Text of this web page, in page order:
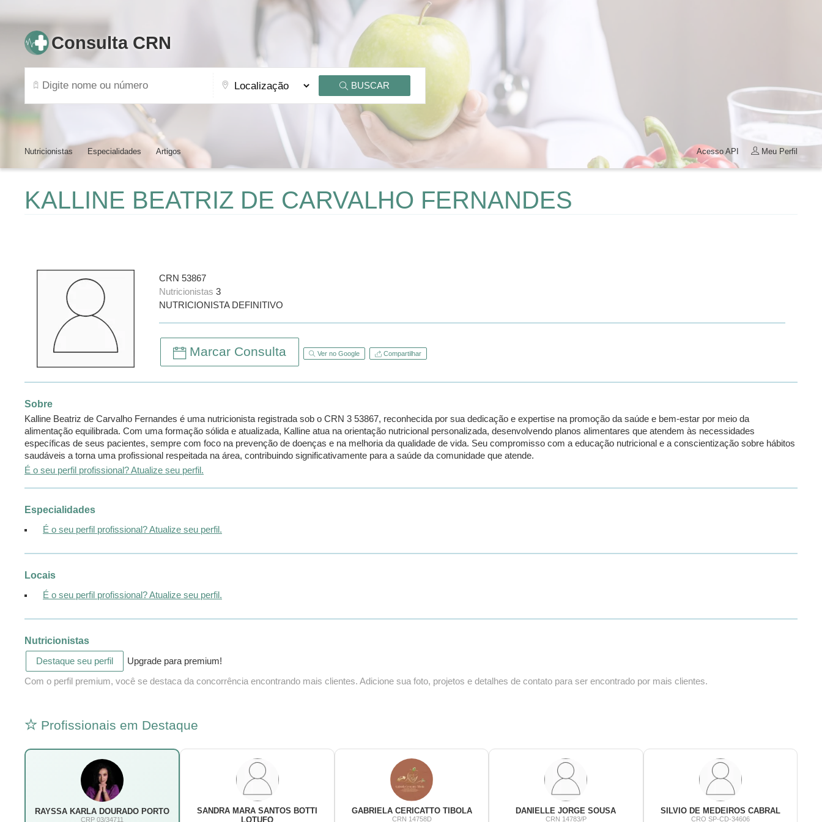
Consulta CRN
BUSCAR
Nutricionistas Especialidades Artigos Meu Perfil
Acesso API
KALLINE BEATRIZ DE CARVALHO FERNANDES
CRN 53867
Nutricionistas 3
NUTRICIONISTA DEFINITIVO
Marcar Consulta Ver no Google Compartilhar
Sobre
Kalline Beatriz de Carvalho Fernandes é uma nutricionista registrada sob o CRN 3 53867, reconhecida por sua dedicação e expertise na promoção da saúde e bem-estar por meio da
alimentação equilibrada. Com uma formação sólida e atualizada, Kalline atua na orientação nutricional personalizada, desenvolvendo planos alimentares que atendem às necessidades
específicas de seus pacientes, sempre com foco na prevenção de doenças e na melhoria da qualidade de vida. Seu compromisso com a educação nutricional e a conscientização sobre hábitos
saudáveis a torna uma profissional respeitada na área, contribuindo significativamente para a saúde da comunidade que atende.
É o seu perfil profissional? Atualize seu perfil.
Especialidades
É o seu perfil profissional? Atualize seu perfil.
Locais
É o seu perfil profissional? Atualize seu perfil.
Nutricionistas
Destaque seu perfil Upgrade para premium!
Com o perfil premium, você se destaca da concorrência encontrando mais clientes. Adicione sua foto, projetos e detalhes de contato para ser encontrado por mais clientes.
Profissionais em Destaque
RAYSSA KARLA DOURADO PORTO
CRP 03/34711
SANDRA MARA SANTOS BOTTI
LOTUFO
GABRIELA CERICATTO TIBOLA
CRN 14758D
DANIELLE JORGE SOUSA
CRN 14783/P
SILVIO DE MEDEIROS CABRAL
CRO SP-CD-34606